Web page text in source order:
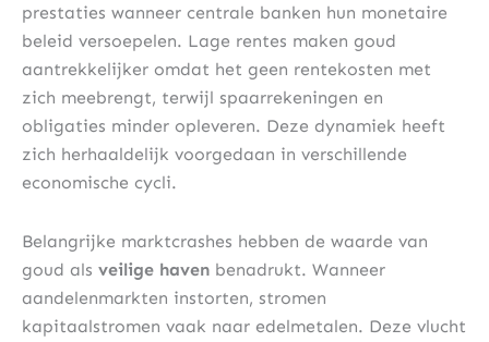
prestaties wanneer centrale banken hun monetaire
beleid versoepelen. Lage rentes maken goud
aantrekkelijker omdat het geen rentekosten met
zich meebrengt, terwijl spaarrekeningen en
obligaties minder opleveren. Deze dynamiek heeft
zich herhaaldelijk voorgedaan in verschillende
economische cycli.
Belangrijke marktcrashes hebben de waarde van
goud als veilige haven benadrukt. Wanneer
aandelenmarkten instorten, stromen
kapitaalstromen vaak naar edelmetalen. Deze vlucht